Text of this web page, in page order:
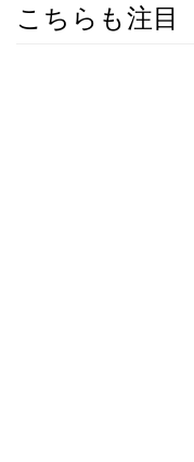
こちらも注目